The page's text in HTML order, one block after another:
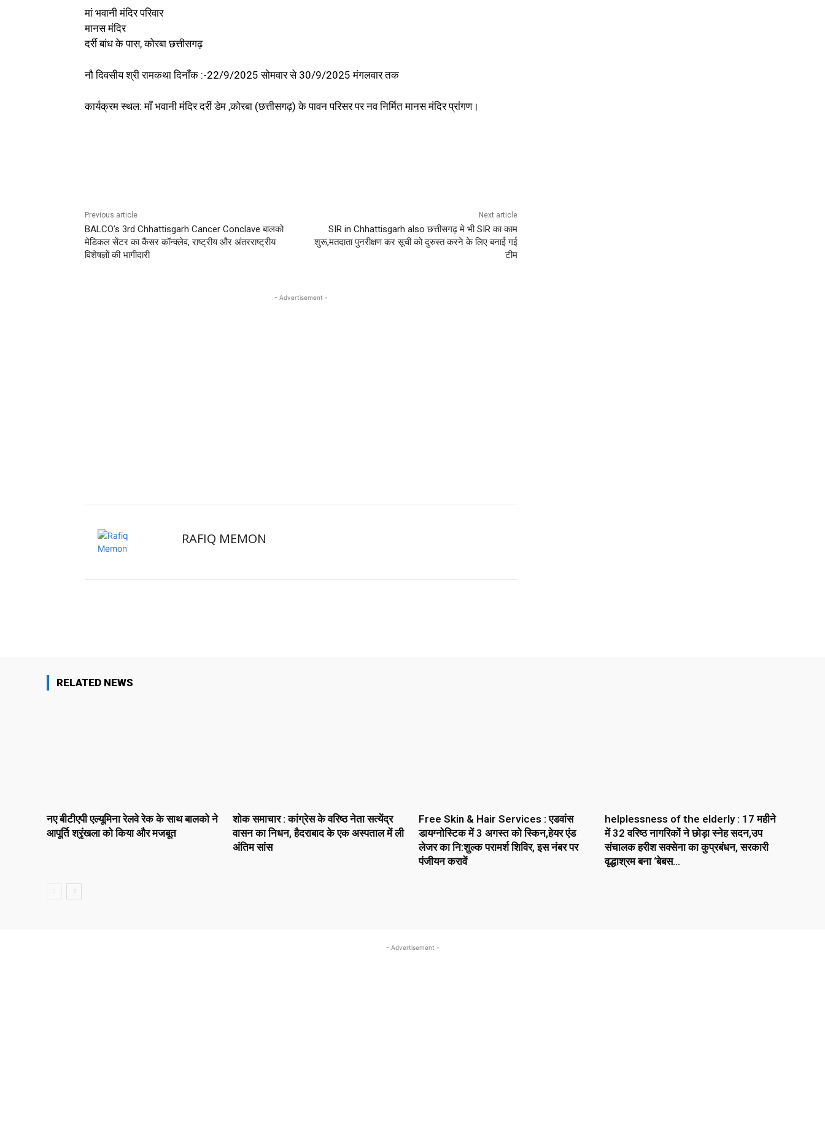
मां भवानी मंदिर परिवार
मानस मंदिर
दर्री बांध के पास, कोरबा छत्तीसगढ़
नौ दिवसीय श्री रामकथा दिनाँक :-22/9/2025 सोमवार से 30/9/2025 मंगलवार तक
कार्यक्रम स्थल: माँ भवानी मंदिर दर्री डेम ,कोरबा (छत्तीसगढ़) के पावन परिसर पर नव निर्मित मानस मंदिर प्रांगण।
Previous article
BALCO’s 3rd Chhattisgarh Cancer Conclave बालको
मेडिकल सेंटर का कैंसर कॉन्क्लेव, राष्ट्रीय और अंतरराष्ट्रीय
विशेषज्ञों की भागीदारी
Next article
SIR in Chhattisgarh also छत्तीसगढ़ मे भी SIR का काम
शुरू,मतदाता पुनरीक्षण कर सूची को दुरुस्त करने के लिए बनाई गई
टीम
- Advertisement -
RAFIQ MEMON
RELATED NEWS
नए बीटीएपी एल्यूमिना रेलवे रेक के साथ बालको ने
आपूर्ति श्रृंखला को किया और मजबूत
शोक समाचार : कांग्रेस के वरिष्ठ नेता सत्येंद्र
वासन का निधन, हैदराबाद के एक अस्पताल में ली
अंतिम सांस
Free Skin & Hair Services : एडवांस
डायग्नोस्टिक में 3 अगस्त को स्किन,हेयर एंड
लेजर का नि:शुल्क परामर्श शिविर, इस नंबर पर
पंजीयन करावें
helplessness of the elderly : 17 महीने
में 32 वरिष्ठ नागरिकों ने छोड़ा स्नेह सदन,उप
संचालक हरीश सक्सेना का कुप्रबंधन, सरकारी
वृद्धाश्रम बना ‘बेबस...
- Advertisement -